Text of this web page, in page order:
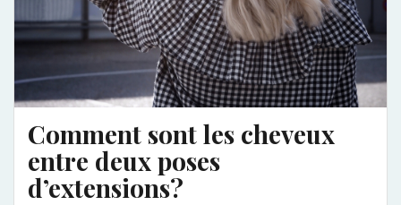
Comment sont les cheveux
entre deux poses
d’extensions?